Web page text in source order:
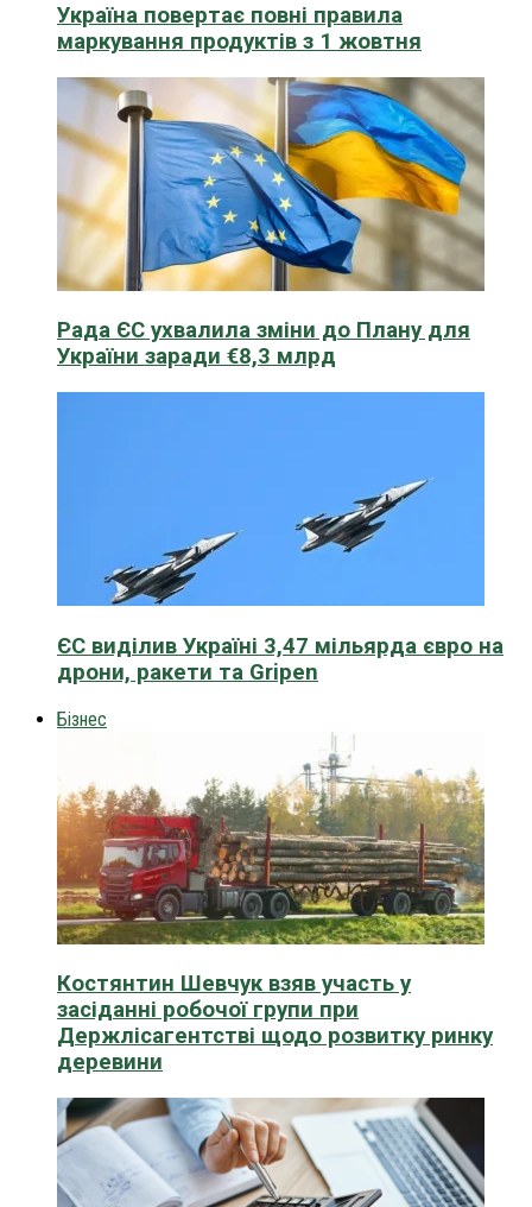
Україна повертає повні правила
маркування продуктів з 1 жовтня
Рада ЄС ухвалила зміни до Плану для
України заради €8,3 млрд
ЄС виділив Україні 3,47 мільярда євро на
дрони, ракети та Gripen
Бізнес
Костянтин Шевчук взяв участь у
засіданні робочої групи при
Держлісагентстві щодо розвитку ринку
деревини